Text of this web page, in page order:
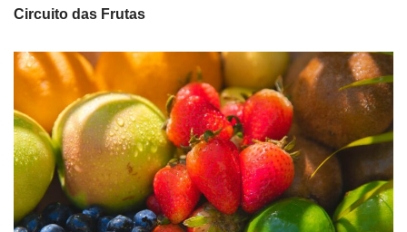
Circuito das Frutas